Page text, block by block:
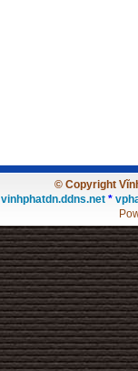
© Copyright
vinhphatdn.ddns.net *